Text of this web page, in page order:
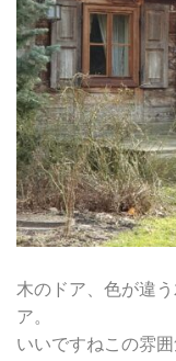
木のドア、色が違
ア。
いいですねこの雰